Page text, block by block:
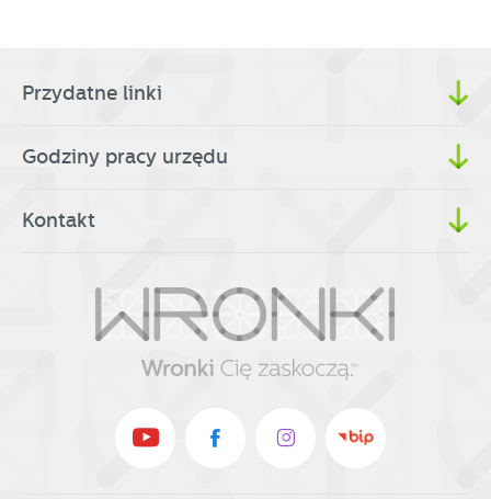
Przydatne linki
Godziny pracy urzędu
Kontakt